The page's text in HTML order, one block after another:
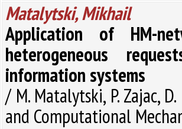
Matalytski, Mikhail
Application of HM-
heterogeneous
information systems
/ M. Matalytski, P. Zajac,
and Computational